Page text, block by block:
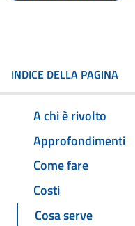
INDICE DELLA PAGINA
A chi è rivolto
Approfondimenti
Come fare
Costi
Cosa serve